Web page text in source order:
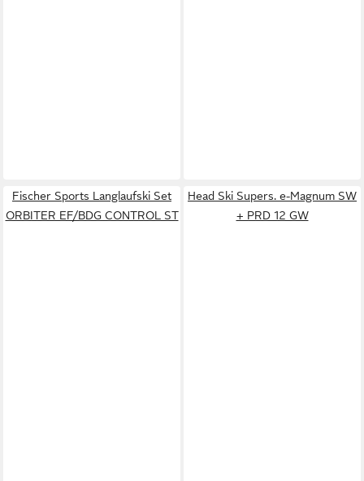
Fischer Sports Langlaufski Set
ORBITER EF/BDG CONTROL ST
Head Ski Supers. e-Magnum SW
+ PRD 12 GW